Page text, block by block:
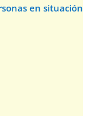
en situación